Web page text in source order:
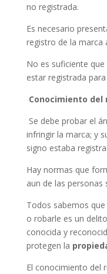
no registrada.
Es necesario
registro de la marca
No es suficiente
estar registrada
Conocimiento del
Se debe probar el
infringir la marca; y
signo estaba
Hay normas que
aun de las personas
Todos sabemos
o robarle es un
conocida y
protegen la
El conocimiento del